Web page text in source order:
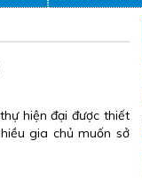
hiện đại được thiết
gia chủ muốn sở